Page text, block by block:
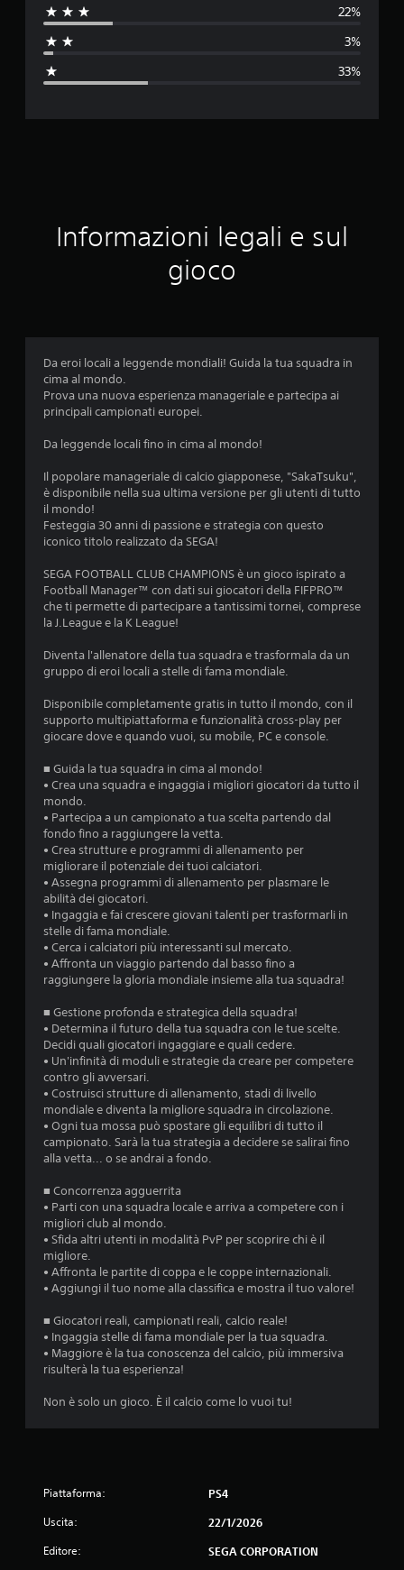
a
i
e
i
a
3
3
t
e
l
e
s
c
i
u
e
a
3
9
4
a
u
22%
3%
33%
Informazioni legali e sul
gioco
Da eroi locali a leggende mondiali! Guida la tua squadra in
cima al mondo.
Prova una nuova esperienza manageriale e partecipa ai
principali campionati europei.
Da leggende locali fino in cima al mondo!
Il popolare manageriale di calcio giapponese, "SakaTsuku",
è disponibile nella sua ultima versione per gli utenti di tutto
il mondo!
Festeggia 30 anni di passione e strategia con questo
iconico titolo realizzato da SEGA!
SEGA FOOTBALL CLUB CHAMPIONS è un gioco ispirato a
Football Manager™ con dati sui giocatori della FIFPRO™
che ti permette di partecipare a tantissimi tornei, comprese
la J.League e la K League!
Diventa l'allenatore della tua squadra e trasformala da un
gruppo di eroi locali a stelle di fama mondiale.
Disponibile completamente gratis in tutto il mondo, con il
supporto multipiattaforma e funzionalità cross-play per
giocare dove e quando vuoi, su mobile, PC e console.
■ Guida la tua squadra in cima al mondo!
• Crea una squadra e ingaggia i migliori giocatori da tutto il
mondo.
• Partecipa a un campionato a tua scelta partendo dal
fondo fino a raggiungere la vetta.
• Crea strutture e programmi di allenamento per
migliorare il potenziale dei tuoi calciatori.
• Assegna programmi di allenamento per plasmare le
abilità dei giocatori.
• Ingaggia e fai crescere giovani talenti per trasformarli in
stelle di fama mondiale.
• Cerca i calciatori più interessanti sul mercato.
• Affronta un viaggio partendo dal basso fino a
raggiungere la gloria mondiale insieme alla tua squadra!
■ Gestione profonda e strategica della squadra!
• Determina il futuro della tua squadra con le tue scelte.
Decidi quali giocatori ingaggiare e quali cedere.
• Un'infinità di moduli e strategie da creare per competere
contro gli avversari.
• Costruisci strutture di allenamento, stadi di livello
mondiale e diventa la migliore squadra in circolazione.
• Ogni tua mossa può spostare gli equilibri di tutto il
campionato. Sarà la tua strategia a decidere se salirai fino
alla vetta... o se andrai a fondo.
■ Concorrenza agguerrita
• Parti con una squadra locale e arriva a competere con i
migliori club al mondo.
• Sfida altri utenti in modalità PvP per scoprire chi è il
migliore.
• Affronta le partite di coppa e le coppe internazionali.
• Aggiungi il tuo nome alla classifica e mostra il tuo valore!
■ Giocatori reali, campionati reali, calcio reale!
• Ingaggia stelle di fama mondiale per la tua squadra.
• Maggiore è la tua conoscenza del calcio, più immersiva
risulterà la tua esperienza!
Non è solo un gioco. È il calcio come lo vuoi tu!
Piattaforma: PS4
Uscita: 22/1/2026
Editore: SEGA CORPORATION